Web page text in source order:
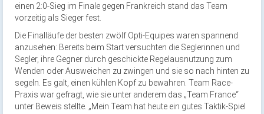
einen 2:0-Sieg im Finale gegen Frankreich stand das Team
vorzeitig als Sieger fest.
Die Finalläufe der besten zwölf Opti-Equipes waren spannend
anzusehen: Bereits beim Start versuchten die Seglerinnen und
Segler, ihre Gegner durch geschickte Regelausnutzung zum
Wenden oder Ausweichen zu zwingen und sie so nach hinten zu
segeln. Es galt, einen kühlen Kopf zu bewahren. Team Race-
Praxis war gefragt, wie sie unter anderem das „Team France“
unter Beweis stellte. „Mein Team hat heute ein gutes Taktik-Spiel